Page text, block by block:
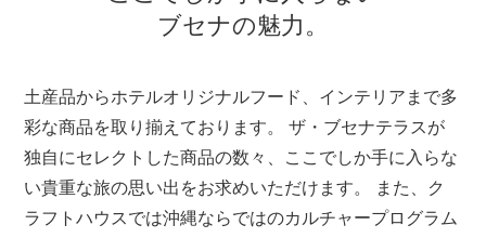
ブセナの魅力。
土産品からホテルオリジナルフード、インテリアまで多
彩な商品を取り揃えております。
ザ・ブセナテラスが
独自にセレクトした商品の数々、ここでしか手に入らな
い貴重な旅の思い出をお求めいただけます。
また、ク
ラフトハウスでは沖縄ならではのカルチャープログラム